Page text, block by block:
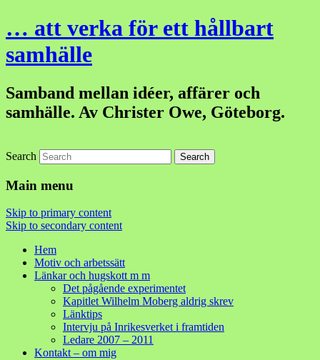
… att verka för ett hållbart
samhälle
Samband mellan idéer, affärer och
samhälle. Av Christer Owe, Göteborg.
Search
Main menu
Skip to primary content
Skip to secondary content
Hem
Motiv och arbetssätt
Länkar och hugskott m m
Det pågående experimentet
Kapitlet Wilhelm Moberg aldrig skrev
Länktips
Intervju på Inrikesverket i framtiden
Ledare 2007 – 2011
Kontakt – om mig